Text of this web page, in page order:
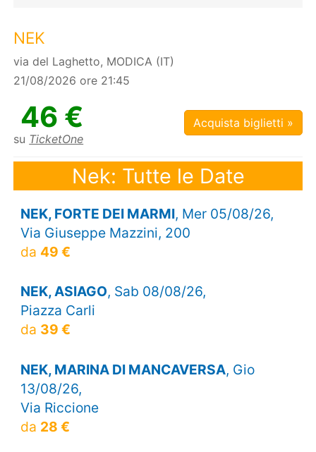
NEK
via del Laghetto, MODICA (IT)
21/08/2026 ore 21:45
46 €
su TicketOne
Acquista biglietti »
Nek: Tutte le Date
NEK, FORTE DEI MARMI, Mer 05/08/26,
Via Giuseppe Mazzini, 200
da 49 €
NEK, ASIAGO, Sab 08/08/26,
Piazza Carli
da 39 €
NEK, MARINA DI MANCAVERSA, Gio
13/08/26,
Via Riccione
da 28 €